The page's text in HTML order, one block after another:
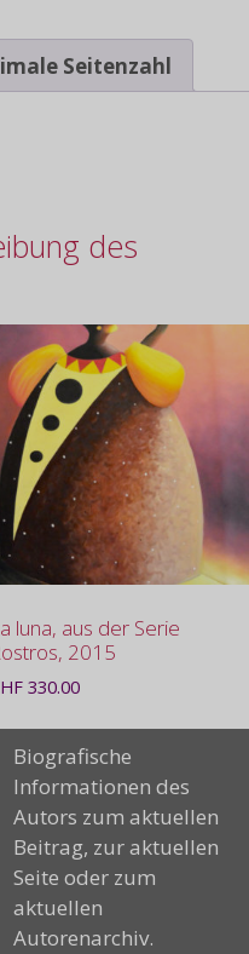
Seitenzahl
des
luna, aus der Serie
2015
330.00
Biografische
Informationen des
Autors zum aktuellen
Beitrag, zur aktuellen
Seite oder zum
aktuellen
Autorenarchiv.